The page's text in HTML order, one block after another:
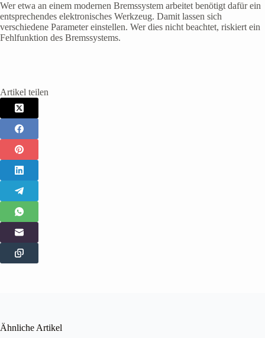
Wer etwa an einem modernen Bremssystem arbeitet benötigt dafür ein
entsprechendes elektronisches Werkzeug. Damit lassen sich
verschiedene Parameter einstellen. Wer dies nicht beachtet, riskiert ein
Fehlfunktion des Bremssystems.
Artikel teilen
Ähnliche Artikel